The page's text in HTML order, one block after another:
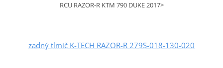
RCU RAZOR-R KTM 790 DUKE 2017>
zadný tlmič K-TECH RAZOR-R 279S-018-130-020